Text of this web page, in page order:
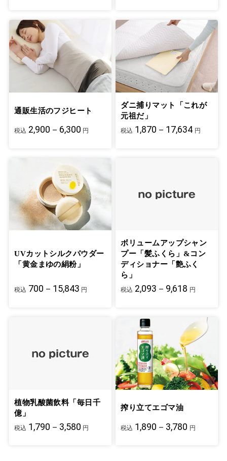
通販生活のフジヒート
税込 2,900－6,300 円
ダニ捕りマット「これが
元祖だ」
税込 1,870－17,634 円
UVカットシルクパウダー
「黄金まゆの絹粉」
税込 700－15,843 円
ボリュームアップシャン
プー「髪ふくら」&コン
ディショナー「艶ふく
ら」
税込 2,093－9,618 円
植物乳酸菌飲料「毎日千
億」
税込 1,790－3,580 円
搾り立てエゴマ油
税込 1,890－3,780 円